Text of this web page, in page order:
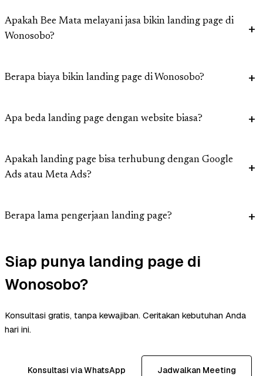
Apakah Bee Mata melayani jasa bikin landing page di
Wonosobo?
Berapa biaya bikin landing page di Wonosobo?
Apa beda landing page dengan website biasa?
Apakah landing page bisa terhubung dengan Google
Ads atau Meta Ads?
Berapa lama pengerjaan landing page?
Siap punya landing page di
Wonosobo?
Konsultasi gratis, tanpa kewajiban. Ceritakan kebutuhan Anda
hari ini.
Konsultasi via WhatsApp Jadwalkan Meeting